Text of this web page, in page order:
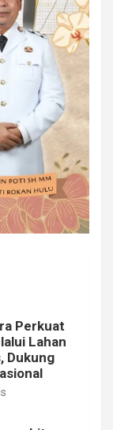
Perkuat
Lahan
Dukung